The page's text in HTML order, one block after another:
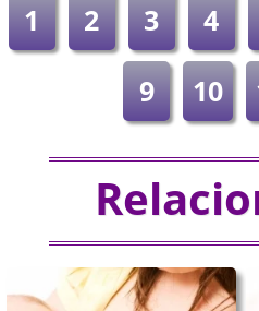
1 2 3 4
9
10